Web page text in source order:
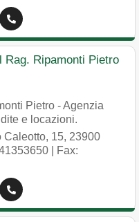
Rag. Ripamonti Pietro
Pietro - Agenzia
e locazioni.
Caleotto, 15, 23900
| Fax: